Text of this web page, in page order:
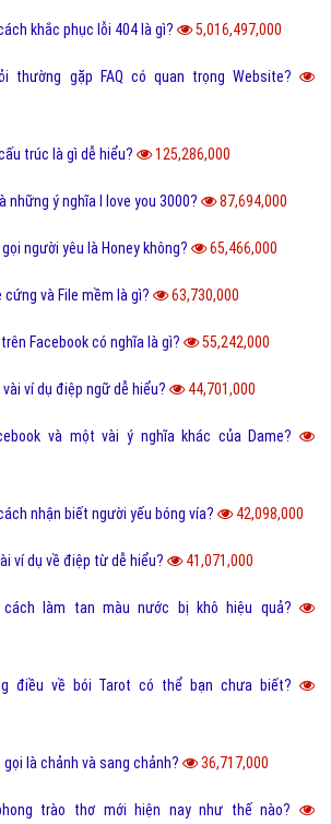
khắc phục lỗi 404 là gì? 5,016,497,000
thường gặp FAQ có quan trọng Website?
trúc là gì dễ hiểu? 125,286,000
những ý nghĩa I love you 3000? 87,694,000
người yêu là Honey không? 65,466,000
và File mềm là gì? 63,730,000
Facebook có nghĩa là gì? 55,242,000
ví dụ điệp ngữ dễ hiểu? 44,701,000
và một vài ý nghĩa khác của Dame?
nhận biết người yếu bóng vía? 42,098,000
ví dụ về điệp từ dễ hiểu? 41,071,000
làm tan màu nước bị khô hiệu quả?
điều về bói Tarot có thể bạn chưa biết?
là chảnh và sang chảnh? 36,717,000
trào thơ mới hiện nay như thế nào?